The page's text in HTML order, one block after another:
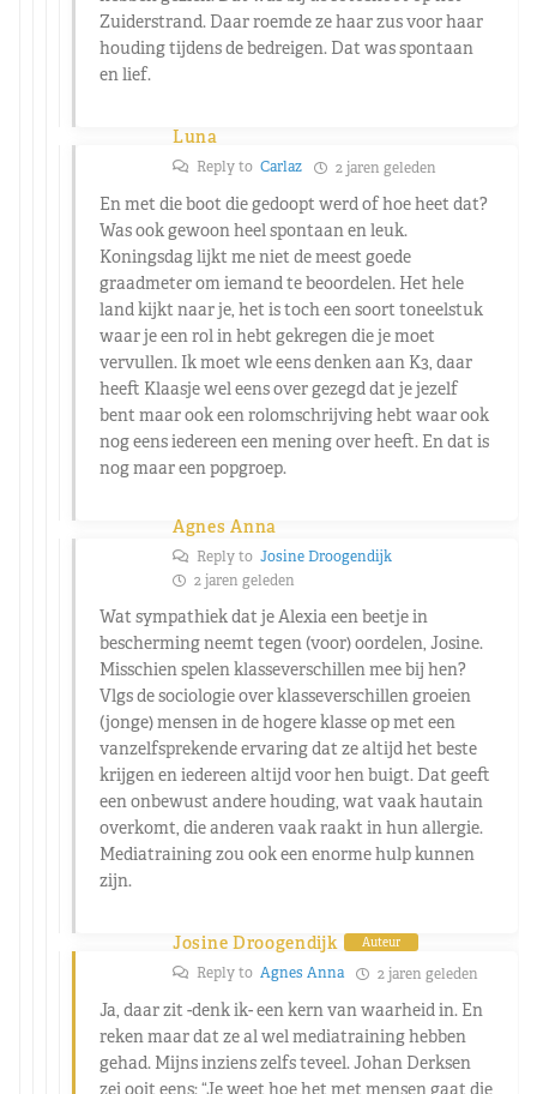
Zuiderstrand. Daar roemde ze haar zus voor haar
houding tijdens de bedreigen. Dat was spontaan
en lief.
Luna
Reply to Carlaz 2 jaren geleden
En met die boot die gedoopt werd of hoe heet dat?
Was ook gewoon heel spontaan en leuk.
Koningsdag lijkt me niet de meest goede
graadmeter om iemand te beoordelen. Het hele
land kijkt naar je, het is toch een soort toneelstuk
waar je een rol in hebt gekregen die je moet
vervullen. Ik moet wle eens denken aan K3, daar
heeft Klaasje wel eens over gezegd dat je jezelf
bent maar ook een rolomschrijving hebt waar ook
nog eens iedereen een mening over heeft. En dat is
nog maar een popgroep.
Agnes Anna
Reply to Josine Droogendijk
2 jaren geleden
Wat sympathiek dat je Alexia een beetje in
bescherming neemt tegen (voor) oordelen, Josine.
Misschien spelen klasseverschillen mee bij hen?
Vlgs de sociologie over klasseverschillen groeien
(jonge) mensen in de hogere klasse op met een
vanzelfsprekende ervaring dat ze altijd het beste
krijgen en iedereen altijd voor hen buigt. Dat geeft
een onbewust andere houding, wat vaak hautain
overkomt, die anderen vaak raakt in hun allergie.
Mediatraining zou ook een enorme hulp kunnen
zijn.
Josine Droogendijk Auteur
Reply to Agnes Anna 2 jaren geleden
Ja, daar zit -denk ik- een kern van waarheid in. En
reken maar dat ze al wel mediatraining hebben
gehad. Mijns inziens zelfs teveel. Johan Derksen
zei ooit eens: “Je weet hoe het met mensen gaat die